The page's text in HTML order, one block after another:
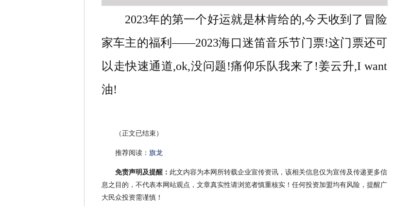
2023年的第一个好运就是林肯给的,今天收到了冒险
家车主的福利——2023海口迷笛音乐节门票!这门票还可
以走快速通道,ok,没问题!痛仰乐队我来了!姜云升,I want
油!
（正文已结束）
推荐阅读： 旗龙
免责声明及提醒： 此文内容为本网所转载企业宣传资讯，该相关信息仅为宣传及传递更多信
息之目的，不代表本网站观点，文章真实性请浏览者慎重核实！任何投资加盟均有风险，提醒广
大民众投资需谨慎！